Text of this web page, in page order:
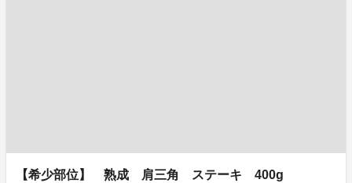
【希少部位】 熟成 肩三角 ステーキ 400g